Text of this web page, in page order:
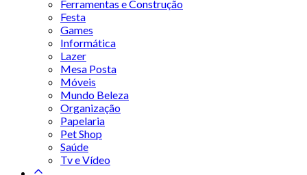
Ferramentas e Construção
Festa
Games
Informática
Lazer
Mesa Posta
Móveis
Mundo Beleza
Organização
Papelaria
Pet Shop
Saúde
Tv e Vídeo